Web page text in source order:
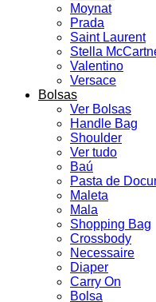
Moynat
Prada
Saint Laurent
Stella
Valentino
Versace
Bolsas
Ver Bolsas
Handle Bag
Shoulder
Ver tudo
Baú
Pasta de
Maleta
Mala
Shopping Bag
Crossbody
Necessaire
Diaper
Carry On
Bolsa